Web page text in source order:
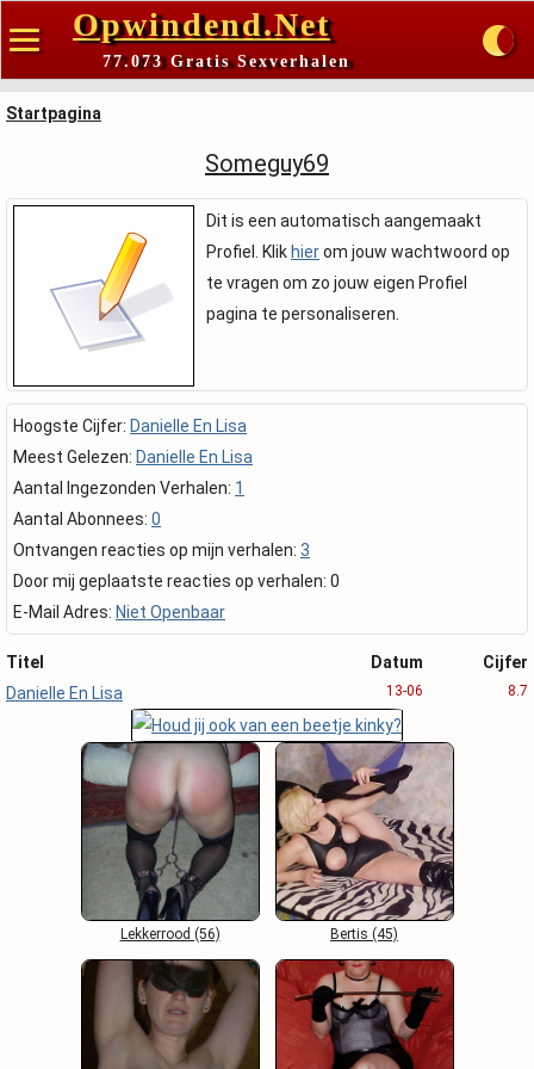
Opwindend.Net
77.073 Gratis Sexverhalen
Startpagina
Someguy69
Dit is een automatisch aangemaakt
Profiel. Klik hierom jouw wachtwoord op
te vragen om zo jouw eigen Profiel
pagina te personaliseren.
Hoogste Cijfer: Danielle En Lisa
Meest Gelezen: Danielle En Lisa
Aantal Ingezonden Verhalen: 1
Aantal Abonnees: 0
Ontvangen reacties op mijn verhalen: 3
Door mij geplaatste reacties op verhalen: 0
E-Mail Adres: Niet Openbaar
Titel Datum
Cijfer
Danielle En Lisa
13-06 8.7
Lekkerrood (56) Bertis (45)